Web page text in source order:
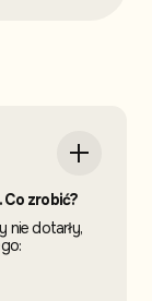
zrobić?
nie dotarły,